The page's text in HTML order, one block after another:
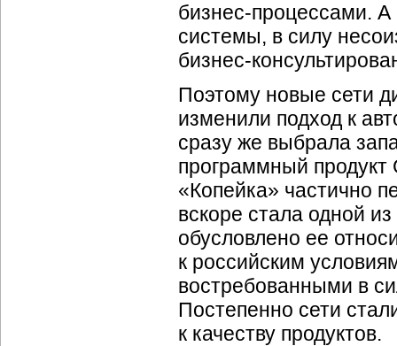
бизнес-процессами. А
системы, в силу
бизнес-
Поэтому новые сети
изменили подход к
сразу же выбрала
программный продукт
«Копейка» частично
вскоре стала одной
обусловлено ее
к российским
востребованными в
Постепенно сети
к качеству продуктов.